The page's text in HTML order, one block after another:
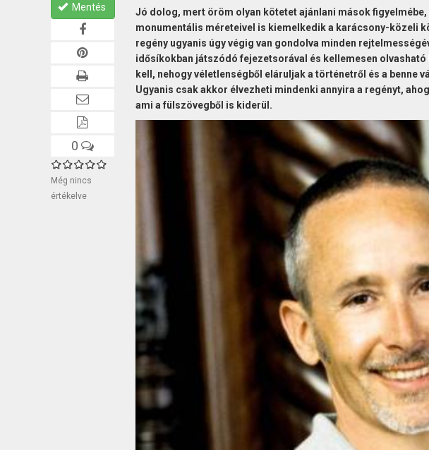
Mentés
0
Még nincs
értékelve
Jó dolog, mert öröm olyan kötetet ajánlani mások
monumentális méreteivel is kiemelkedik a karácsony-közeli
regény ugyanis úgy végig van gondolva minden
idősíkokban játszódó fejezetsorával és kellemesen
kell, nehogy véletlenségből eláruljak a történetről és a
Ugyanis csak akkor élvezheti mindenki annyira a regényt,
ami a fülszövegből is kiderül.